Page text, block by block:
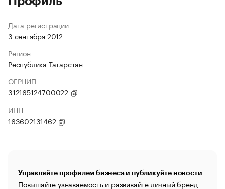
Дата регистрации
3 сентября 2012
Регион
Республика Татарстан
ОГРНИП
312165124700022
ИНН
163602131462
Управляйте профилем бизнеса и публикуйте новости
Повышайте узнаваемость и развивайте личный бренд